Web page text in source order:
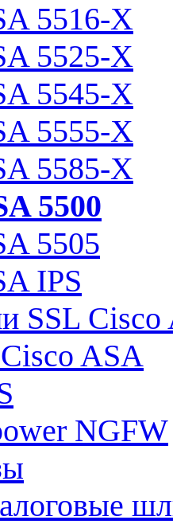
5516-X
5525-X
5545-X
5555-X
5585-X
5500
5505
IPS
SSL Cisco
ASA
NGFW